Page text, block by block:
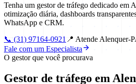
Tenha um gestor de tráfego dedicado em
otimização diária, dashboards
WhatsApp e CRM.
📞 (31) 97164-0921 📍 Atende Alenquer-
Fale com um Especialista
O gestor que você procurava
Gestor de tráfego em